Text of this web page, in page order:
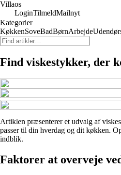
Villaos
LoginTilmeldMailnyt
Kategorier
KøkkenSoveBadBørnArbejde
Find viskestykker, der
Artiklen præsenterer et udvalg af
passer til din hverdag og dit køkken.
indblik.
Faktorer at overveje